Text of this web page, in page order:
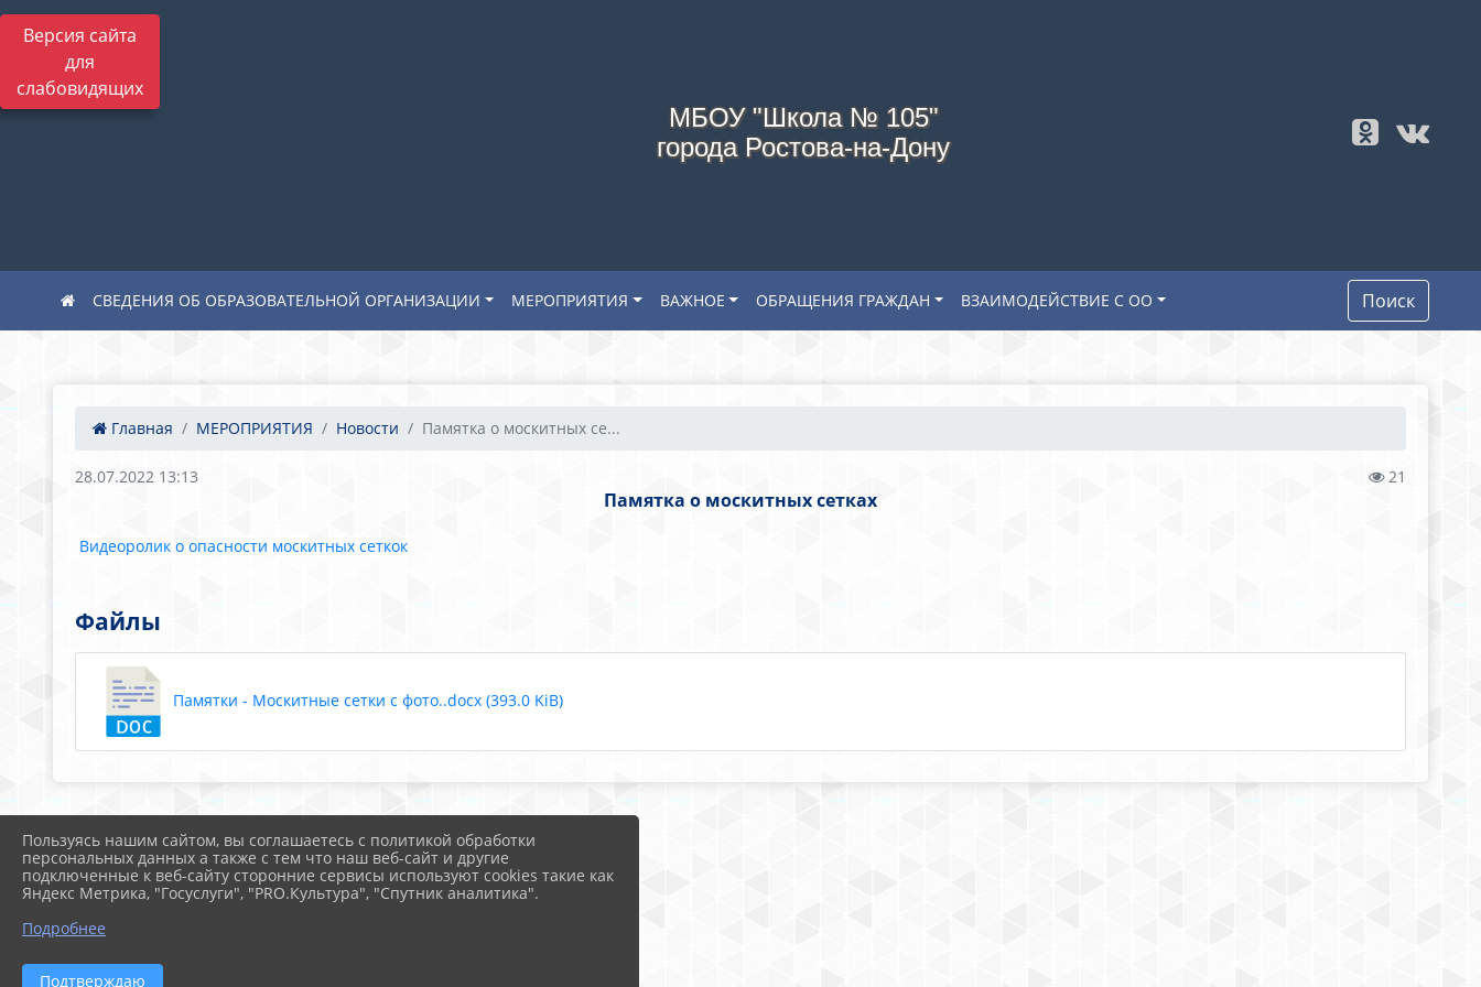
Версия сайта
для
слабовидящих
МБОУ "Школа № 105"
города Ростова-на-Дону
СВЕДЕНИЯ ОБ ОБРАЗОВАТЕЛЬНОЙ ОРГАНИЗАЦИИ МЕРОПРИЯТИЯ ВАЖНОЕ ОБРАЩЕНИЯ ГРАЖДАН ВЗАИМОДЕЙСТВИЕ С ОО Поиск
Главная МЕРОПРИЯТИЯ Новости Памятка о москитных се...
28.07.2022 13:13 21
Памятка о москитных сетках
Видеоролик о опасности москитных сеткок
Файлы
Памятки - Москитные сетки с фото..docx (393.0 KiB)
Пользуясь нашим сайтом, вы соглашаетесь с политикой обработки
персональных данных а также с тем что наш веб-сайт и другие
подключенные к веб-сайту сторонние сервисы используют cookies такие как
Яндекс Метрика, "Госуслуги", "PRO.Культура", "Спутник аналитика".
Подробнее
Подтверждаю